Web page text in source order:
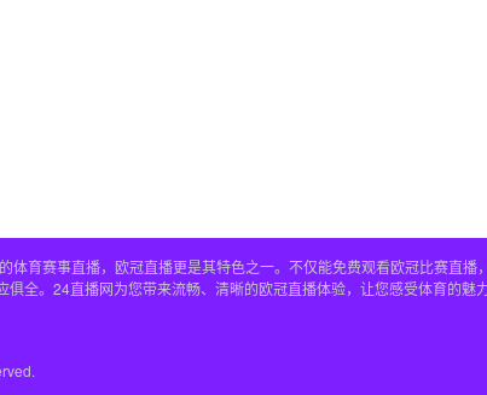
体育赛事直播，欧冠直播更是其特色之一。不仅能免费观看欧冠比赛直
全。24直播网为您带来流畅、清晰的欧冠直播体验，让您感受体育的魅力